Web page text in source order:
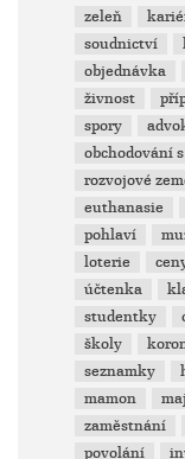
zeleň
soudnictví
objednávka
živnost
spory
obchodování
rozvojové
euthanasie
pohlaví
loterie
účtenka
studentky
školy
seznamky
mamon
zaměstnání
povolání